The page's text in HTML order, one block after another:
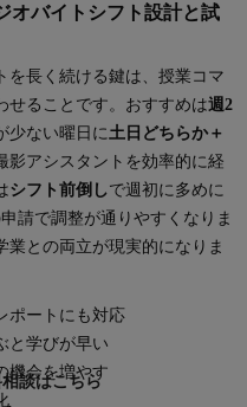
オバイトシフト設計と試
を長く続ける鍵は、授業コマ
せることです。おすすめは週2
少ない曜日に 土日どちらか＋
影アシスタントを効率的に経
シフト前倒しで週初に多めに
請で調整が通りやすくなりま
との両立が現実的になりま
ポートにも対応
と学びが早い
機会を増やす